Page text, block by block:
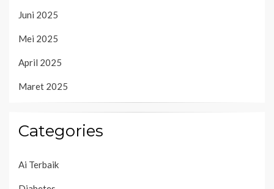
Juni 2025
Mei 2025
April 2025
Maret 2025
Categories
Ai Terbaik